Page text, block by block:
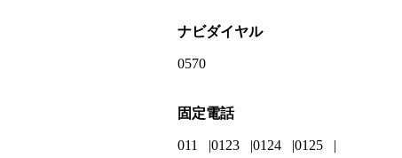
ナビダイヤル
0570
固定電話
011 0123 0124
0125